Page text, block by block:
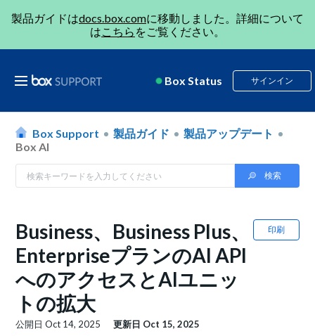
製品ガイドはdocs.box.comに移動しました。詳細について
はこちら をご覧ください。
Box Status サインイン
Box Support 製品ガイド
製品アップデート
Box AI
印刷
Business、Business Plus、
EnterpriseプランのAI API
へのアクセスとAIユニッ
トの拡大
公開日Oct 14, 2025 更新日 Oct 15, 2025